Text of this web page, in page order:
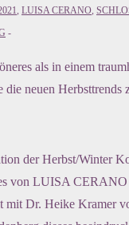
LUISA CERANO
als in einem
die neuen Herbsttrends
der Herbst/Winter
von LUISA CERANO
mit Dr. Heike Kramer